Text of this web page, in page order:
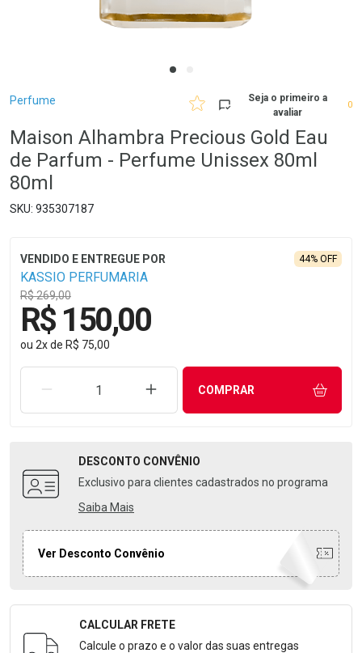
Breadcrumb
Perfume
Seja o primeiro a
avaliar
0
Maison Alhambra Precious Gold Eau
de Parfum - Perfume Unissex 80ml
80ml
935307187
KASSIO PERFUMARIA
R$ 269,00
44% OFF
R$ 150,00
ou 2xde R$ 75,00
REMOVER UMA UNIDADEAUMENTAR UMA UNIDADE
COMPRAR
DESCONTO CONVÊNIO
Exclusivo para clientes cadastrados no programa
Saiba Mais
Ver Desconto Convênio
Formulário para Calcular o Frete
CALCULAR FRETE
Calcule o prazo e o valor das suas entregas